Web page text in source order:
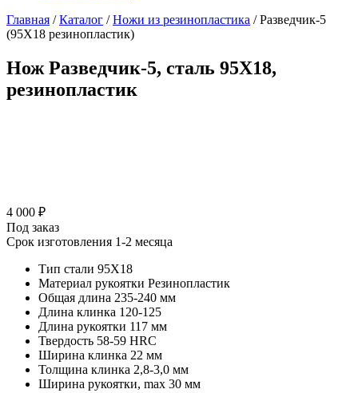
Главная /Каталог /Ножи из резинопластика /Разведчик-5
(95Х18 резинопластик)
Нож Разведчик-5, сталь 95Х18,
резинопластик
4 000 ₽
Под заказ
Срок изготовления 1-2 месяца
Тип стали 95Х18
Материал рукоятки Резинопластик
Общая длина 235-240 мм
Длина клинка 120-125
Длина рукоятки 117 мм
Твердость 58-59 HRC
Ширина клинка 22 мм
Толщина клинка 2,8-3,0 мм
Ширина рукоятки, max 30 мм